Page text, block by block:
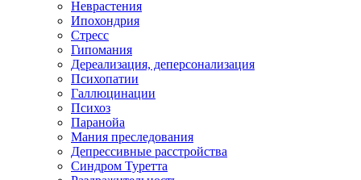
Неврастения
Ипохондрия
Стресс
Гипомания
Дереализация, деперсонализация
Психопатии
Галлюцинации
Психоз
Паранойа
Мания преследования
Депрессивные расстройства
Синдром Туретта